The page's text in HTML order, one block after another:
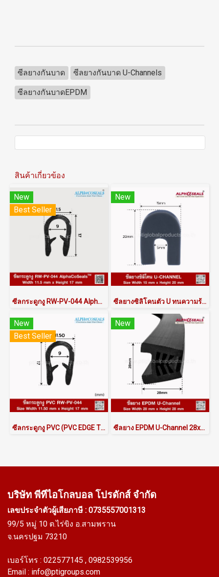
ซีลยางกันบาด ซีลยางกันบาด U-Channels
ซีลยางกันบาดEPDM
สินค้าเกี่ยวข้อง
New
Best Seller
ซีลกระดูกงู RW-PV-044 AlphaCoSeals™
New
ซีลยางซิลิโคนตัว U ทนความร้อน ASUQSDG6015X20 | AlphaSeals®
New
Best Seller
ซีลกระดูกงู PVC (PVC EDGE TRIM) RW-PV-044
New
ซีลยาง EPDM U-Channel 28x28mm
บริษัท พีทีไอโกลบอล โปรดักส์ จำกัด
เลขประจำตัวผู้เสียภาษี : 0735557001313
99/5 หมู่ 10 ต.ไร่ขิง อ.สามพราน
จ.นครปฐม 73210
เบอร์โทร : 022577145 , 0982539956
Email : info@ptigroups.com